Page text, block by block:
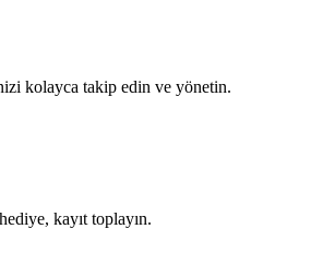
kolayca takip edin ve yönetin.
kayıt toplayın.